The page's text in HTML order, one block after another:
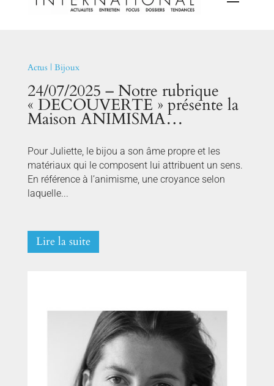
Actus | Bijoux
24/07/2025 – Notre rubrique
« DECOUVERTE » présente la
Maison ANIMISMA…
Pour Juliette, le bijou a son âme propre et les
matériaux qui le composent lui attribuent un sens.
En référence à l’animisme, une croyance selon
laquelle...
Lire la suite